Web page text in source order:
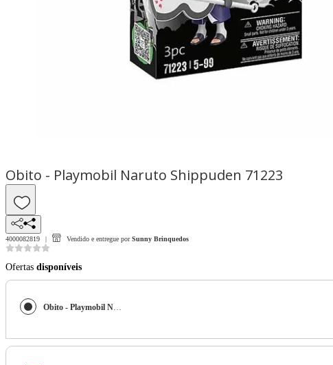
Obito - Playmobil Naruto Shippuden 71223
4000082819 Vendido e entregue por Sunny Brinquedos
Ofertas disponíveis
Obito - Playmobil Naruto Shippuden 71223